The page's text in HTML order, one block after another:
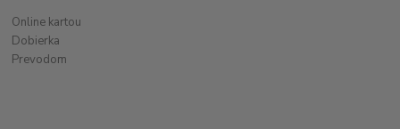
Online kartou
Dobierka
Prevodom